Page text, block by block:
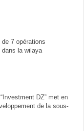
de 7 opérations
dans la wilaya
DZ” met en
de la sous-